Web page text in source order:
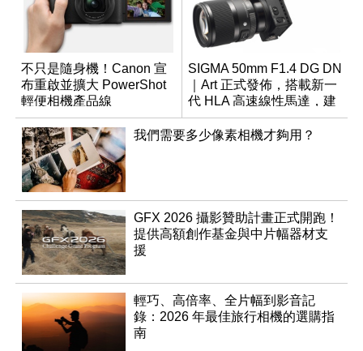
不只是隨身機！Canon 宣
布重啟並擴大 PowerShot
輕便相機產品線
SIGMA 50mm F1.4 DG DN
｜Art 正式發佈，搭載新一
代 HLA 高速線性馬達，建
議售價約 26K
我們需要多少像素相機才夠用？
GFX 2026 攝影贊助計畫正式開跑！
提供高額創作基金與中片幅器材支
援
輕巧、高倍率、全片幅到影音記
錄：2026 年最佳旅行相機的選購指
南